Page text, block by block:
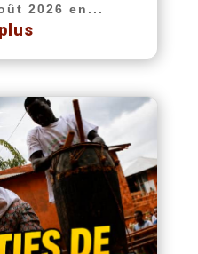
2026 en...